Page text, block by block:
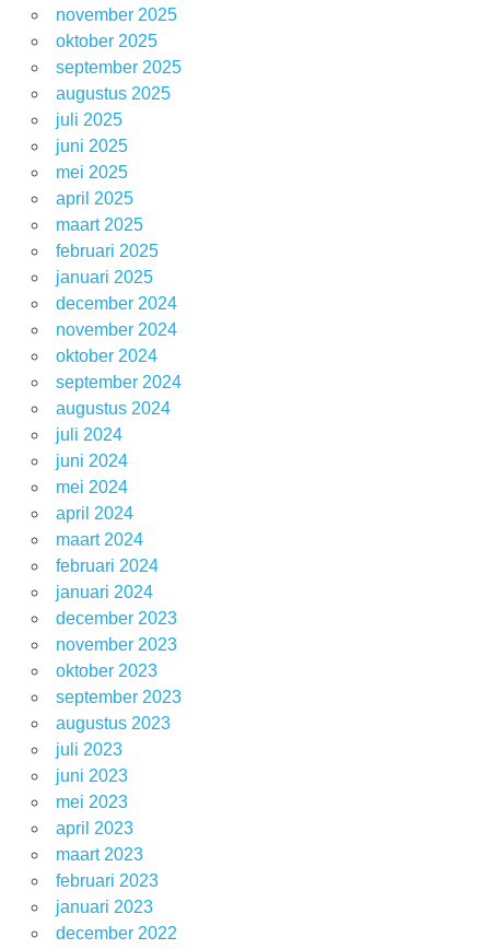
november 2025
oktober 2025
september 2025
augustus 2025
juli 2025
juni 2025
mei 2025
april 2025
maart 2025
februari 2025
januari 2025
december 2024
november 2024
oktober 2024
september 2024
augustus 2024
juli 2024
juni 2024
mei 2024
april 2024
maart 2024
februari 2024
januari 2024
december 2023
november 2023
oktober 2023
september 2023
augustus 2023
juli 2023
juni 2023
mei 2023
april 2023
maart 2023
februari 2023
januari 2023
december 2022